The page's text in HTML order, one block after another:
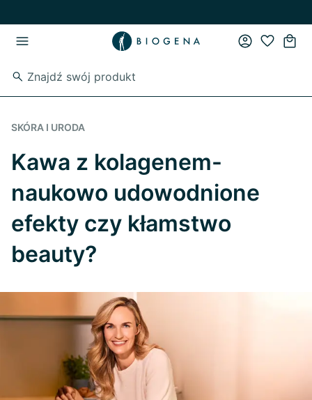
SKÓRA I URODA
Kawa z kolagenem-
naukowo udowodnione
efekty czy kłamstwo
beauty?